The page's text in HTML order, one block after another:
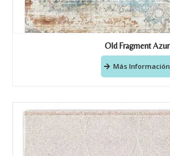
Old Fragment Azur
Más Información